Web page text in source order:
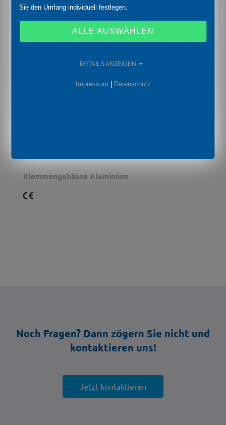
Klemmengehäuse Aluminium
Noch Fragen? Dann zögern Sie nicht und
kontaktieren uns!
Jetzt kontaktieren
Sie den Umfang individuell festlegen.
ALLE AUSWÄHLEN
DETAILS ANZEIGEN
Impressum | Datenschutz